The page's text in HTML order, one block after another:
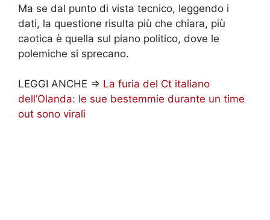
Ma se dal punto di vista tecnico, leggendo i
dati, la questione risulta più che chiara, più
caotica è quella sul piano politico, dove le
polemiche si sprecano.
LEGGI ANCHE => La furia del Ct italiano
dell’Olanda: le sue bestemmie durante un time
out sono virali